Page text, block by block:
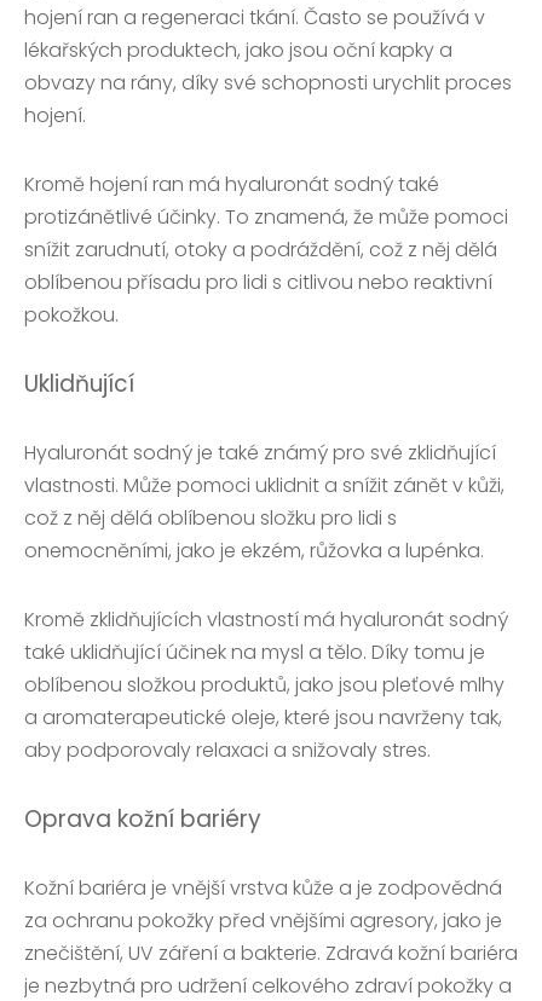
hojení ran a regeneraci tkání. Často se používá v
lékařských produktech, jako jsou oční kapky a
obvazy na rány, díky své schopnosti urychlit proces
hojení.
Kromě hojení ran má hyaluronát sodný také
protizánětlivé účinky. To znamená, že může pomoci
snížit zarudnutí, otoky a podráždění, což z něj dělá
oblíbenou přísadu pro lidi s citlivou nebo reaktivní
pokožkou.
Uklidňující
Hyaluronát sodný je také známý pro své zklidňující
vlastnosti. Může pomoci uklidnit a snížit zánět v kůži,
což z něj dělá oblíbenou složku pro lidi s
onemocněními, jako je ekzém, růžovka a lupénka.
Kromě zklidňujících vlastností má hyaluronát sodný
také uklidňující účinek na mysl a tělo. Díky tomu je
oblíbenou složkou produktů, jako jsou pleťové mlhy
a aromaterapeutické oleje, které jsou navrženy tak,
aby podporovaly relaxaci a snižovaly stres.
Oprava kožní bariéry
Kožní bariéra je vnější vrstva kůže a je zodpovědná
za ochranu pokožky před vnějšími agresory, jako je
znečištění, UV záření a bakterie. Zdravá kožní bariéra
je nezbytná pro udržení celkového zdraví pokožky a